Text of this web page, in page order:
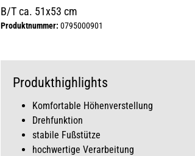
B/T ca. 51x53 cm
Produktnummer:0795000901
Produkthighlights
Komfortable Höhenverstellung
Drehfunktion
stabile Fußstütze
hochwertige Verarbeitung